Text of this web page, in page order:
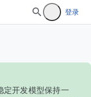
登录
定开发模型保持一